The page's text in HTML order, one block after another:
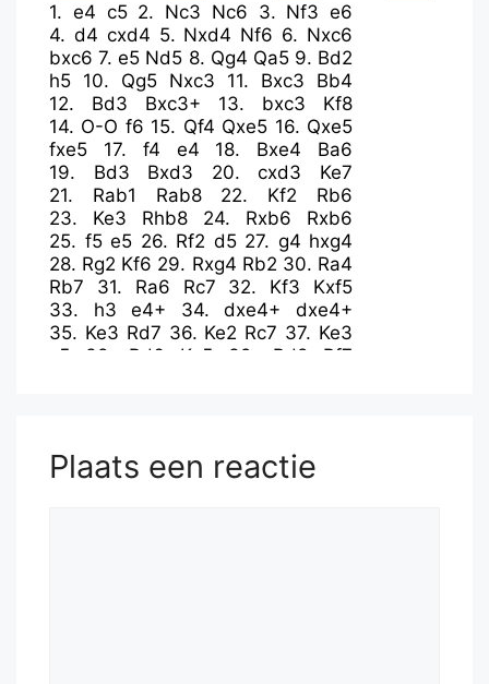
1. e4 c5 2. Nc3 Nc6 3. Nf3 e6
4. d4 cxd4 5. Nxd4 Nf6 6. Nxc6
bxc6 7.e5 Nd5 8. Qg4 Qa5 9. Bd2
h5 10. Qg5 Nxc3 11. Bxc3
Bb4
12. Bd3 Bxc3+ 13. bxc3
Kf8
14. O-O f6 15. Qf4 Qxe5 16. Qxe5
fxe5
17. f4 e4 18. Bxe4
Ba6
19. Bd3 Bxd3 20.cxd3
Ke7
21. Rab1 Rab8 22. Kf2
Rb6
23. Ke3 Rhb8 24. Rxb6
Rxb6
25. f5 e5 26. Rf2 d5 27. g4 hxg4
28. Rg2 Kf6 29. Rxg4 Rb2 30. Ra4
Rb7
31. Ra6 Rc7 32. Kf3
Kxf5
33. h3 e4+ 34.dxe4+
dxe4+
35. Ke3 Rd7 36. Ke2 Rc7 37. Ke3
c5
38. Rd6 Ke5 39. Rd8
Rf7
48.Rf5+ Kg6 49.Rg5+
Plaats een reactie